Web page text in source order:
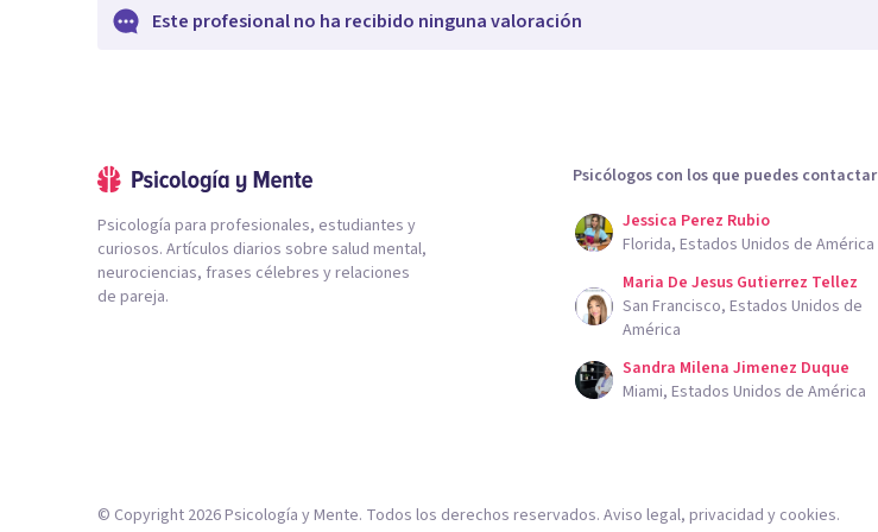
Este profesional no ha recibido ninguna valoración
Psicología para profesionales, estudiantes y
curiosos. Artículos diarios sobre salud mental,
neurociencias, frases célebres y relaciones
de pareja.
Psicólogos con los que puedes contactar
Jessica Perez Rubio
Florida, Estados Unidos de América
Maria De Jesus Gutierrez Tellez
San Francisco, Estados Unidos de
América
Sandra Milena Jimenez Duque
Miami, Estados Unidos de América
© Copyright 2026Psicología y Mente. Todos los derechos reservados. Aviso legal, privacidad y cookies.